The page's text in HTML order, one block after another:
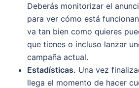
Deberás monitorizar el
para ver cómo está
va tan bien como quieres
que tienes o incluso lanzar
campaña actual.
Estadísticas. Una vez
llega el momento de hacer